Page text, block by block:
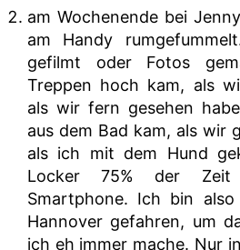
am Wochenende bei
am Handy
gefilmt oder Fotos
Treppen hoch kam, als
als wir fern gesehen
aus dem Bad kam, als wir
als ich mit dem Hund
Locker 75% der
Smartphone. Ich bin
Hannover gefahren, um
ich eh immer mache. Nur